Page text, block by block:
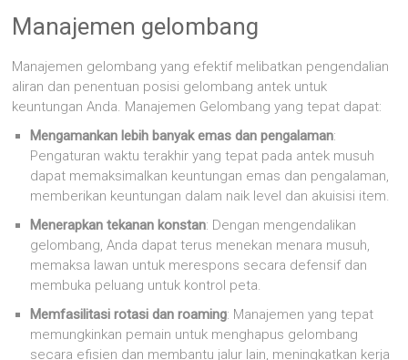
Manajemen gelombang
Manajemen gelombang yang efektif melibatkan pengendalian
aliran dan penentuan posisi gelombang antek untuk
keuntungan Anda. Manajemen Gelombang yang tepat dapat:
Mengamankan lebih banyak emas dan pengalaman:
Pengaturan waktu terakhir yang tepat pada antek musuh
dapat memaksimalkan keuntungan emas dan pengalaman,
memberikan keuntungan dalam naik level dan akuisisi item.
Menerapkan tekanan konstan: Dengan mengendalikan
gelombang, Anda dapat terus menekan menara musuh,
memaksa lawan untuk merespons secara defensif dan
membuka peluang untuk kontrol peta.
Memfasilitasi rotasi dan roaming: Manajemen yang tepat
memungkinkan pemain untuk menghapus gelombang
secara efisien dan membantu jalur lain, meningkatkan kerja